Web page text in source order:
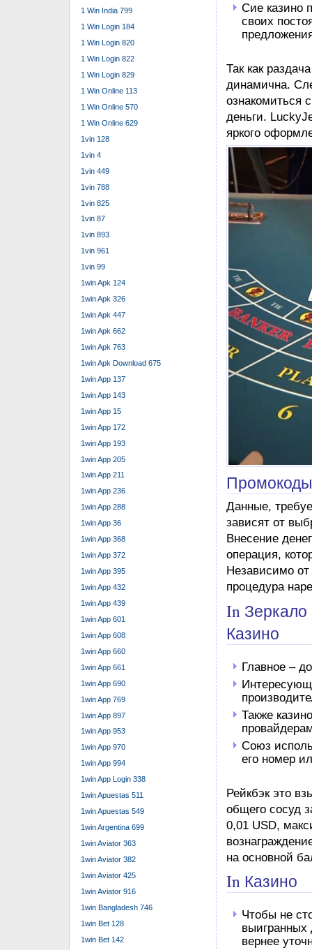
Сие казино
своих
Так как
динамична.
ознакомиться
деньги.
яркого
Данные,
зависят от
Внесение
операция,
Независимо от
процедура
In
Казино
Главное –
Также
Союз
его номер
Рейкбэк это
общего сосуд
0,01 USD,
на основной
In Казино
Чтобы не
выигранных
вернее
1 Win India 799
1 Win Login 184
1 Win Login 820
1 Win Login 822
1 Win Login 829
1 Win Online 113
1 Win Online 570
1 Win Online 629
1vin 128
1vin 4
1vin 449
1vin 788
1vin 825
1vin 87
1vin 893
1vin 961
1vin 99
1win Apk 124
1win Apk 326
1win Apk 447
1win Apk 662
1win Apk 763
1win Apk Download 675
1win App 137
1win App 143
1win App 15
1win App 172
1win App 193
1win App 205
1win App 211
1win App 236
1win App 288
1win App 36
1win App 368
1win App 372
1win App 395
1win App 432
1win App 439
1win App 601
1win App 608
1win App 660
1win App 661
1win App 690
1win App 769
1win App 897
1win App 953
1win App 970
1win App 994
1win App Login 338
1win Apuestas 511
1win Apuestas 549
1win Argentina 699
1win Aviator 363
1win Aviator 382
1win Aviator 425
1win Aviator 916
1win Bangladesh 746
1win Bet 128
1win Bet 142